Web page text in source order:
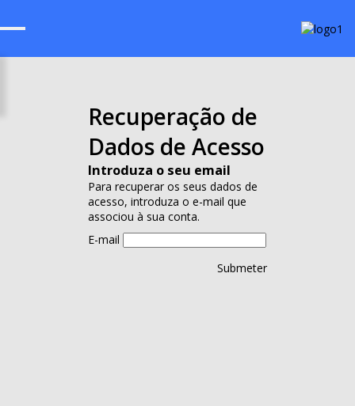
Recuperação de
Dados de Acesso
Introduza o seu email
Para recuperar os seus dados de
acesso, introduza o e-mail que
associou à sua conta.
E-mail
Submeter